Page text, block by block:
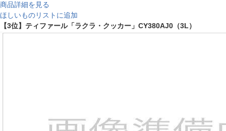
商品詳細を見る
ほしいものリストに追加
【3位】ティファール「ラクラ・クッカー」CY380AJ0（3L）